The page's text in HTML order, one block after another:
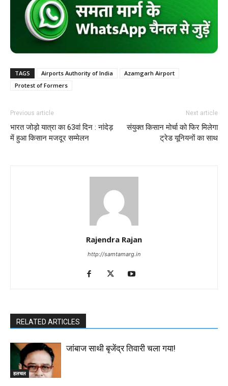
TAGS Airports Authority of India
Azamgarh Airport
Protest of Formers
Previous article
भारत जोड़ो यात्रा का 63वां दिन : नांदेड़
में हुआ किसान मजदूर सम्मेलन
Next article
संयुक्त किसान मोर्चा को फिर मिलेगा
ट्रेड यूनियनों का साथ
Rajendra Rajan
http://samtamarg.in
RELATED ARTICLES
हलचल
जांबाज साथी बृजेंद्र तिवारी चला गया!